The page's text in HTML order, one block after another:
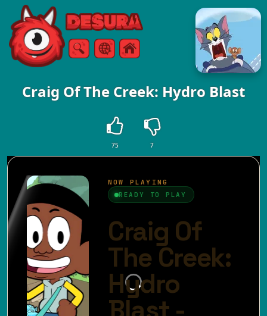
Free Online Games
ТърсенеМеню
Craig Of The Creek: Hydro Blast
75 7